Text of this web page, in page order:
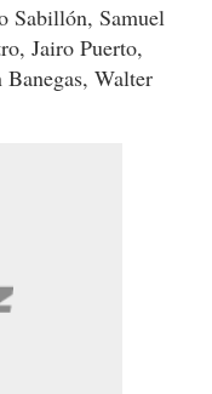
Sabillón, Samuel
Jairo Puerto,
Walter